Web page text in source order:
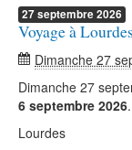
27septembre2026
Voyage à
Dimanche 27
Dimanche 27
6 septembre 2026
Lourdes